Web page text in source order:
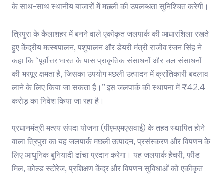
के साथ-साथ स्थानीय बाजारों में मछली की उपलब्धता सुनिश्चित करेगी।
त्रिपुरा के कैलाशहर में बनने वाले एकीकृत जलपार्क की आधारशिला रखते
हुए केंद्रीय मत्स्यपालन, पशुपालन और डेयरी मंत्री राजीव रंजन सिंह ने
कहा कि “पूर्वोत्तर भारत के पास प्राकृतिक संसाधनों और जल संसाधनों
की भरपूर क्षमता है, जिसका उपयोग मछली उत्पादन में क्रांतिकारी बदलाव
लाने के लिए किया जा सकता है।” इस जलपार्क की स्थापना में ₹42.4
करोड़ का निवेश किया जा रहा है।
प्रधानमंत्री मत्स्य संपदा योजना (पीएमएमएसवाई) के तहत स्थापित होने
वाला त्रिपुरा का यह जलपार्क मछली उत्पादन, प्रसंस्करण और विपणन के
लिए आधुनिक बुनियादी ढांचा प्रदान करेगा। यह जलपार्क हैचरी, फीड
मिल, कोल्ड स्टोरेज, प्रशिक्षण केंद्र और विपणन सुविधाओं को एकीकृत